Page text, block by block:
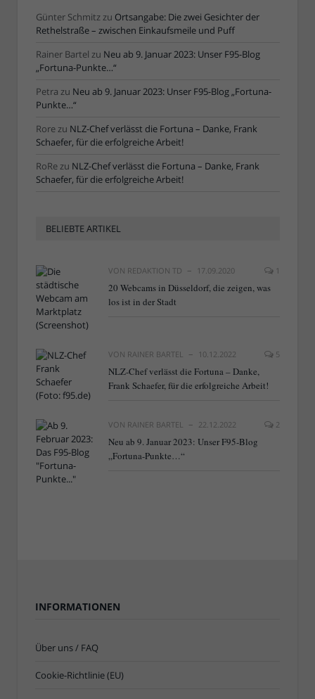
Günter Schmitzzu Ortsangabe: Die zwei Gesichter der
Rethelstraße – zwischen Einkaufsmeile und Puff
Rainer Bartel zu Neu ab 9. Januar 2023: Unser F95-Blog
„Fortuna-Punkte…“
Petra zu Neu ab 9. Januar 2023: Unser F95-Blog „Fortuna-
Punkte…“
Rorezu NLZ-Chef verlässt die Fortuna – Danke, Frank
Schaefer, für die erfolgreiche Arbeit!
RoRezu NLZ-Chef verlässt die Fortuna – Danke, Frank
Schaefer, für die erfolgreiche Arbeit!
BELIEBTE ARTIKEL
VON REDAKTION TD 17.09.2020 1
20 Webcams in Düsseldorf, die zeigen, was
los ist in der Stadt
VON RAINER BARTEL 10.12.2022 5
NLZ-Chef verlässt die Fortuna – Danke,
Frank Schaefer, für die erfolgreiche Arbeit!
VON RAINER BARTEL 22.12.2022 2
Neu ab 9. Januar 2023: Unser F95-Blog
„Fortuna-Punkte…“
INFORMATIONEN
Über uns / FAQ
Cookie-Richtlinie (EU)